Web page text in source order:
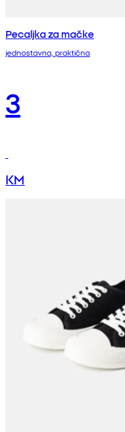
Pecaljka za mačke
jednostavna, praktična
3
KM